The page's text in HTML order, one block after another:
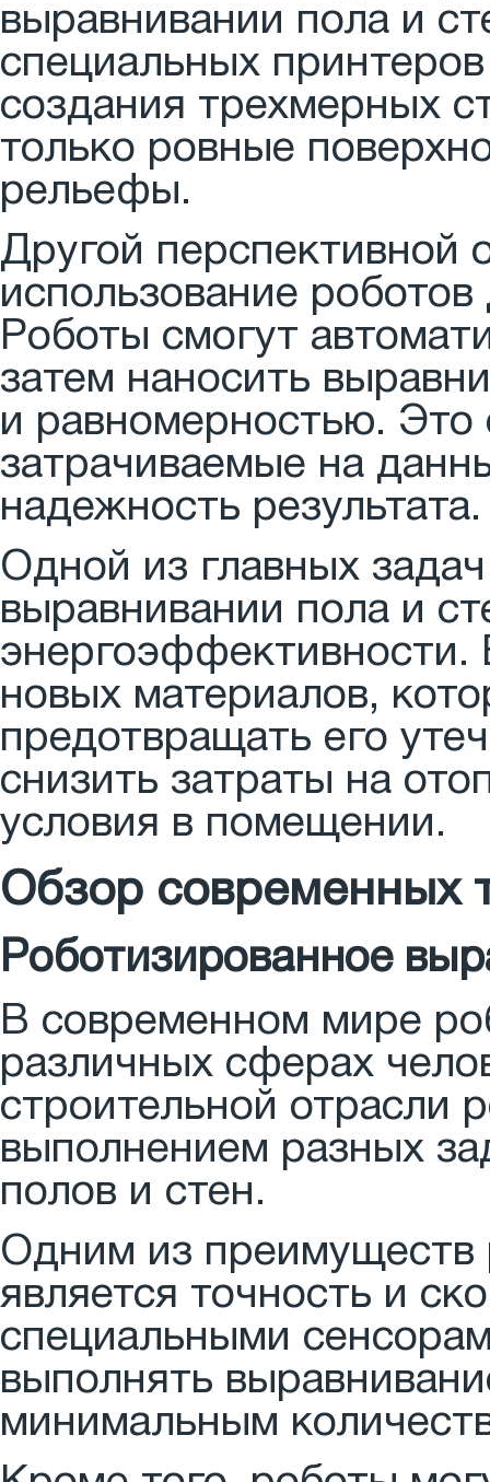
выравнивании пола и
специальных
создания трехмерных
только ровные
рельефы.
Другой перспективной
использование
Роботы смогут
затем наносить
и равномерностью. Это
затрачиваемые на
надежность результата.
Одной из главных
выравнивании пола и
новых материалов,
предотвращать его
снизить затраты на
условия в помещении.
Обзор современных
Роботизированное
В современном мире
различных сферах
строительной отрасли
выполнением разных
полов и стен.
Одним из преимуществ
является точность и
специальными
выполнять
минимальным